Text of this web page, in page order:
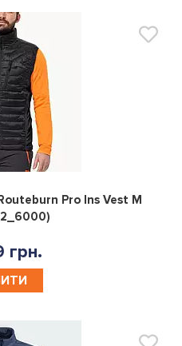
0
Pro Ins Vest M
грн.